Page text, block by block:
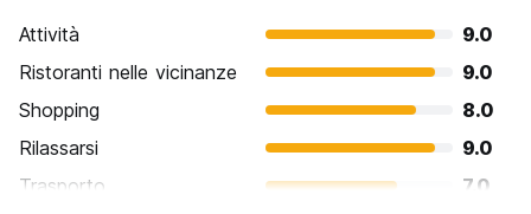
Attività
9.0
Ristoranti nelle vicinanze
9.0
Shopping
8.0
Rilassarsi
9.0
Trasporto
7.0